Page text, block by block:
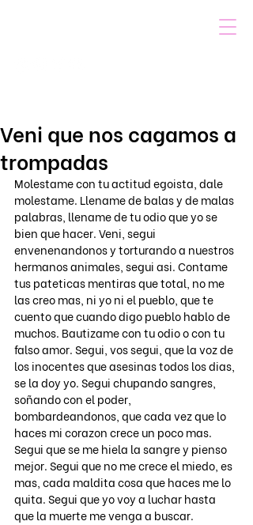
Veni que nos cagamos a
trompadas
Molestame con tu actitud egoista, dale
molestame. Llename de balas y de malas
palabras, llename de tu odio que yo se
bien que hacer. Veni, segui
envenenandonos y torturando a nuestros
hermanos animales, segui asi. Contame
tus pateticas mentiras que total, no me
las creo mas, ni yo ni el pueblo, que te
cuento que cuando digo pueblo hablo de
muchos. Bautizame con tu odio o con tu
falso amor. Segui, vos segui, que la voz de
los inocentes que asesinas todos los dias,
se la doy yo. Segui chupando sangres,
soñando con el poder,
bombardeandonos, que cada vez que lo
haces mi corazon crece un poco mas.
Segui que se me hiela la sangre y pienso
mejor. Segui que no me crece el miedo, es
mas, cada maldita cosa que haces me lo
quita. Segui que yo voy a luchar hasta
que la muerte me venga a buscar.